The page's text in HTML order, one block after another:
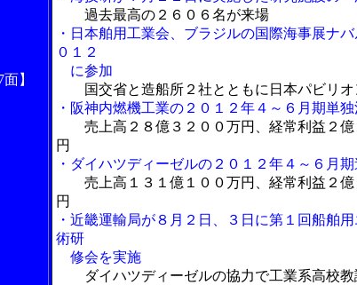
】
過去最高の２６０６名が来場
・日本舶用工業会、ブラジルの国際海事展ナバ
０１２
に参加
国交省と造船所２社とともに日本パビリ
・阪神内燃機工業の２０１２年４～６月期単
売上高２８億３２００万円、経常利益２
円
・ダイハツディーゼルの２０１２年４～６月
売上高１３１億１００万円、経常利益２
円
・近畿運輸局が８月２日、３日に第１回船舶
術研
修会を実施
ダイハツディーゼルの協力で工業系高校教